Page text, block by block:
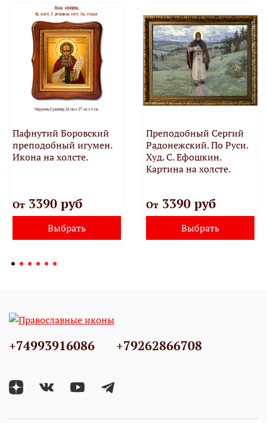
Пафнутий Боровский
преподобный игумен.
Икона на холсте.
От3390 руб
Выбрать
Преподобный Сергий
Радонежский. По Руси.
Худ. С. Ефошкин.
Картина на холсте.
От3390 руб
Выбрать
+74993916086 +79262866708